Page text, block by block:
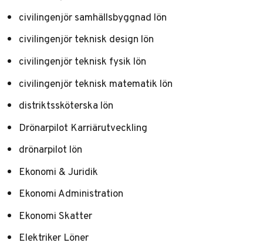
civilingenjör samhällsbyggnad lön
civilingenjör teknisk design lön
civilingenjör teknisk fysik lön
civilingenjör teknisk matematik lön
distriktssköterska lön
Drönarpilot Karriärutveckling
drönarpilot lön
Ekonomi & Juridik
Ekonomi Administration
Ekonomi Skatter
Elektriker Löner